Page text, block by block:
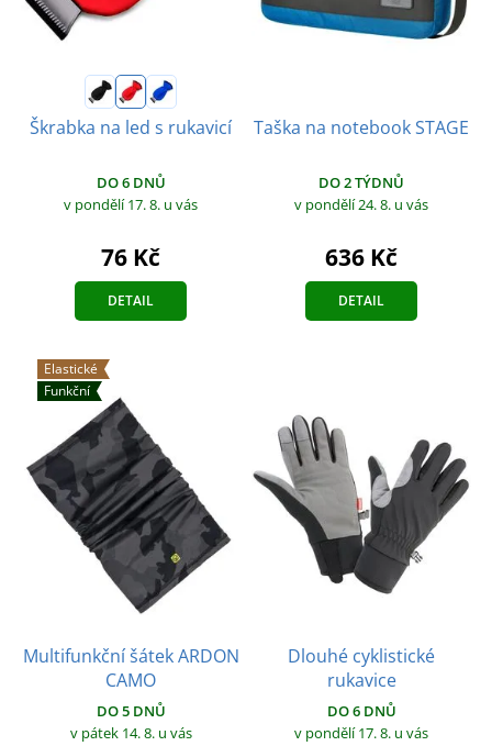
Škrabka na led s rukavicí
DO 6 DNŮ
v pondělí 17. 8. u vás
76 Kč
DETAIL
Taška na notebook STAGE
DO 2 TÝDNŮ
v pondělí 24. 8. u vás
636 Kč
DETAIL
Elastické
Funkční
Multifunkční šátek ARDON
CAMO
DO 5 DNŮ
v pátek 14. 8. u vás
Dlouhé cyklistické
rukavice
DO 6 DNŮ
v pondělí 17. 8. u vás